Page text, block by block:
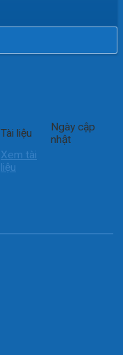
Tài liệu
Ngày cập
nhật
Xem tài
liệu